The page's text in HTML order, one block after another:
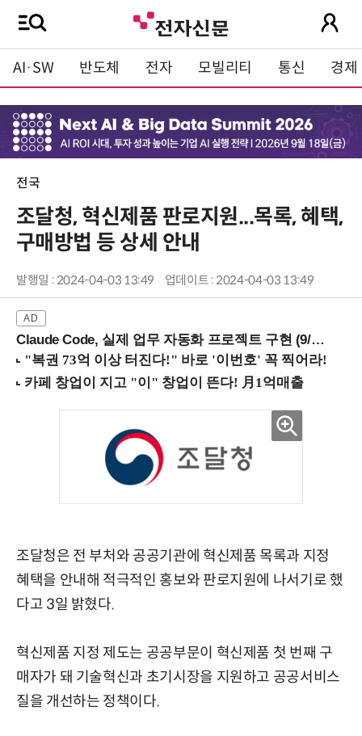
AI·SW 반도체 전자 모빌리티 통신 경제
전국
조달청, 혁신제품 판로지원...목록, 혜택,
구매방법 등 상세 안내
발행일 : 2024-04-03 13:49 업데이트 : 2024-04-03 13:49
Claude Code, 실제 업무 자동화 프로젝트 구현 (9/16 ~17 강남역)
조달청은 전 부처와 공공기관에 혁신제품 목록과 지정
혜택을 안내해 적극적인 홍보와 판로지원에 나서기로 했
다고 3일 밝혔다.
혁신제품 지정 제도는 공공부문이 혁신제품 첫 번째 구
매자가 돼 기술혁신과 초기시장을 지원하고 공공서비스
질을 개선하는 정책이다.